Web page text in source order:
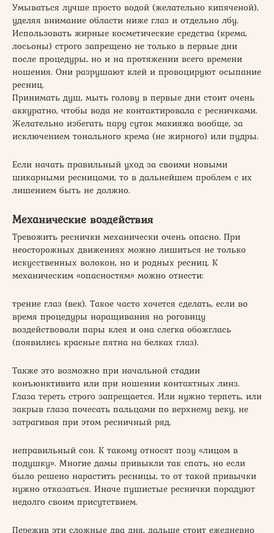
Умываться лучше просто водой (желательно кипяченой),
уделяя внимание области ниже глаз и отдельно лбу.
Использовать жирные косметические средства (крема,
лосьоны) строго запрещено не только в первые дни
после процедуры, но и на протяжении всего времени
ношения. Они разрушают клей и провоцируют осыпание
ресниц.
Принимать душ, мыть голову в первые дни стоит очень
аккуратно, чтобы вода не контактировала с ресничками.
Желательно избегать пару суток макияжа вообще, за
исключением тонального крема (не жирного) или пудры.
Если начать правильный уход за своими новыми
шикарными ресницами, то в дальнейшем проблем с их
лишением быть не должно.
Механические воздействия
Тревожить реснички механически очень опасно. При
неосторожных движениях можно лишиться не только
искусственных волокон, но и родных ресниц. К
механическим «опасностям» можно отнести:
трение глаз (век). Такое часто хочется сделать, если во
время процедуры наращивания на роговицу
воздействовали пары клея и она слегка обожглась
(появились красные пятна на белках глаз).
Также это возможно при начальной стадии
конъюнктивита или при ношении контактных линз.
Глаза тереть строго запрещается. Или нужно терпеть, или
закрыв глаза почесать пальцами по верхнему веку, не
затрагивая при этом ресничный ряд.
неправильный сон. К такому относят позу «лицом в
подушку». Многие дамы привыкли так спать, но если
было решено нарастить ресницы, то от такой привычки
нужно отказаться. Иначе пушистые реснички порадуют
недолго своим присутствием.
Пережив эти сложные два дня, дальше стоит ежедневно